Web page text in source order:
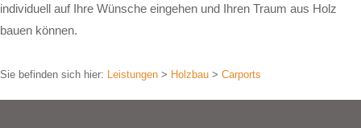
individuell auf Ihre Wünsche eingehen und Ihren Traum aus Holz
bauen können.
Sie befinden sich hier: Leistungen > Holzbau > Carports